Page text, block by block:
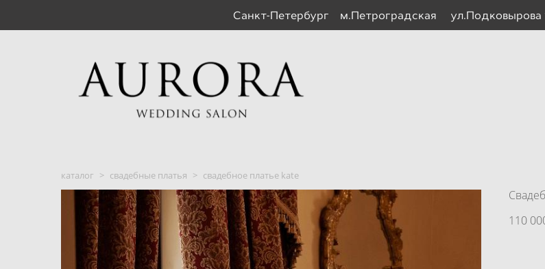
Санкт-Петербург м.Петроградская
каталог > свадебные платья > свадебное платье kate
110